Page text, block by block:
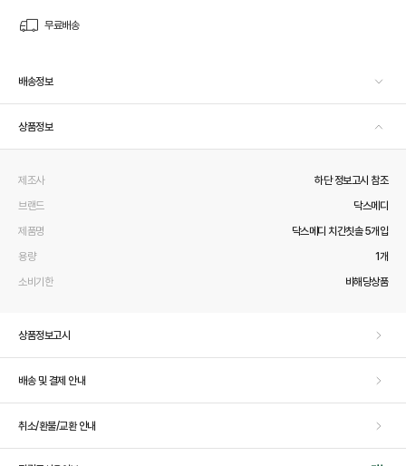
무료배송
배송정보
상품정보
제조사
하단 정보고시 참조
브랜드
닥스메디
제품명
닥스메디 치간칫솔 5개입
용량
1개
소비기한
비해당상품
상품정보고시
배송 및 결제 안내
취소/환불/교환 안내